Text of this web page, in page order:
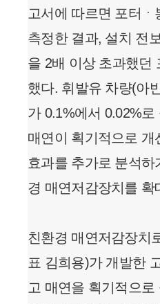
고서에 따르면 포터
측정한 결과, 설치 전
을 2배 이상 초과했던
했다. 휘발유 차량(아
가 0.1%에서 0.02%
매연이 획기적으로 개
효과를 추가로 분석
경 매연저감장치를 확
친환경 매연저감장치
표 김희용)가 개발한
고 매연을 획기적으